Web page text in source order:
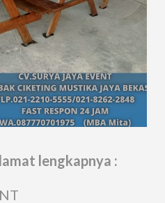
lengkapnya :